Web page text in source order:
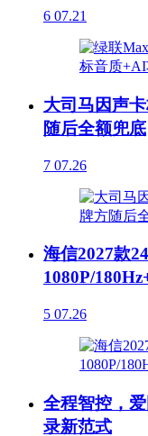
6 07.21
大司马因声
随后全额兜底
7 07.26
海信2027款
1080P/
5 07.26
全程智控，
录新范式